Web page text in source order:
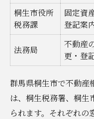
桐生市役所
税務課
固定資
登記案
法務局
不動産
更・登
群馬県桐生市で不動産
は、桐生税務署、桐生
られます。それぞれの